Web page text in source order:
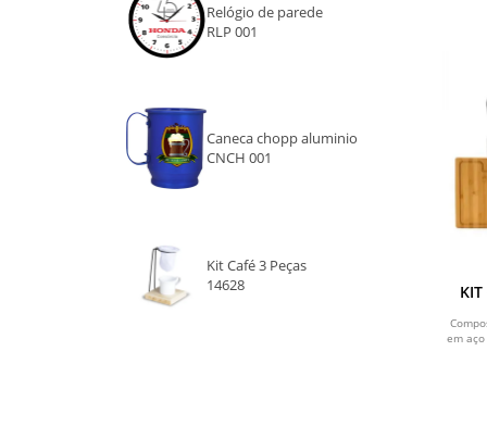
Relógio de parede
RLP 001
Caneca chopp aluminio
CNCH 001
Kit Café 3 Peças
14628
KIT
em